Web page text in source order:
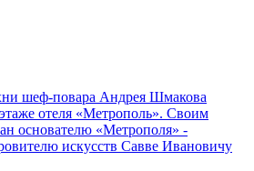
шеф-повара Андрея Шмакова
отеля «Метрополь». Своим
основателю «Метрополя» -
искусств Савве Ивановичу